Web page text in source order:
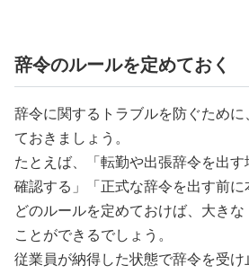
辞令のルールを定めておく
辞令に関するトラブルを防ぐため
ておきましょう。
たとえば、「転勤や出張辞令を出
確認する」「正式な辞令を出す前
どのルールを定めておけば、大き
ことができるでしょう。
従業員が納得した状態で辞令を受